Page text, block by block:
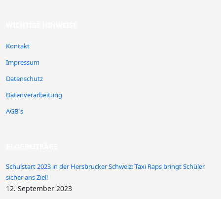
Kontakt
Impressum
Datenschutz
Datenverarbeitung
AGB´s
Schulstart 2023 in der Hersbrucker Schweiz: Taxi Raps bringt Schüler
sicher ans Ziel!
12. September 2023